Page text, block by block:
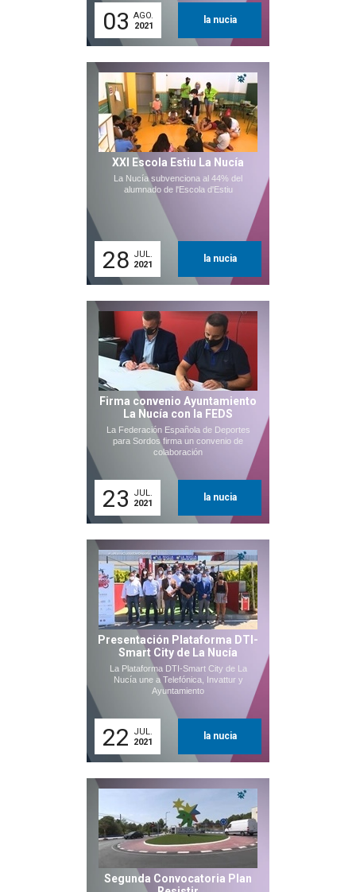
03 AGO.
2021
la nucia
XXI Escola Estiu La Nucía
La Nucía subvenciona al 44% del
alumnado de l'Escola d'Estiu
28 JUL.
2021
la nucia
Firma convenio Ayuntamiento
La Nucía con la FEDS
La Federación Española de Deportes
para Sordos firma un convenio de
colaboración
23
JUL.
2021
la nucia
Presentación Plataforma DTI-
Smart City de La Nucía
La Plataforma DTI-Smart City de La
Nucía une a Telefónica, Invattur y
Ayuntamiento
22
JUL.
2021
la nucia
Segunda Convocatoria Plan